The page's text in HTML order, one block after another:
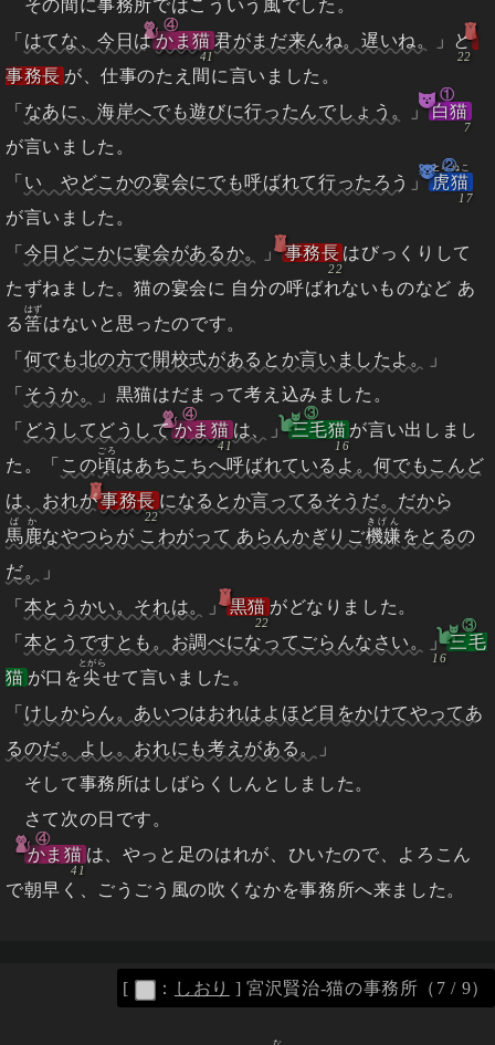
その間に事務所ではこういう風でした。
「 はてな、今日はかま猫
④
君がまだ来んね。遅いね。
」と
事務長 が、仕事のたえ間に言いました。
「 なあに、海岸へでも遊びに行ったんでしょう。 」白猫
①
が言いました。
「 いゝやどこかの宴会にでも呼ばれて行ったろう 」虎猫
とらねこ
②
が言いました。
「 今日どこかに宴会があるか。 」事務長 はびっくりして
たずねました。猫の宴会に 自分の呼ばれないものなど あ
る筈
はず
はないと思ったのです。
「 何でも北の方で開校式があるとか言いましたよ。
」
「 そうか。
」黒猫はだまって考え込みました。
「 どうしてどうしてかま猫
④
は、 」三毛猫
③
が言い出しまし
た。「 この頃
ごろ
はあちこちへ呼ばれているよ。何でもこんど
は、おれが事務長 になるとか言ってるそうだ。だから
馬鹿
ばか
なやつらが こわがって あらんかぎりご機嫌
きげん
をとるの
だ。
」
「 本とうかい。それは。 」黒猫 がどなりました。
「 本とうですとも。お調べになってごらんなさい。 」三毛
猫
③
が口を尖
とがら
せて言いました。
「 けしからん。あいつはおれはよほど目をかけてやってあ
るのだ。よし。おれにも考えがある。
」
そして事務所はしばらくしんとしました。
さて次の日です。
かま猫
④
は、やっと足のはれが、ひいたので、よろこん
で朝早く、ごうごう風の吹くなかを事務所へ来ました。
[ ： しおり ] 宮沢賢治-猫の事務所（7 / 9）